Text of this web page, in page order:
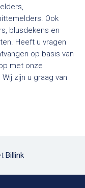
Ook
blusdekens en
Heeft u vragen
op basis van
met onze
zijn u graag van
Billink